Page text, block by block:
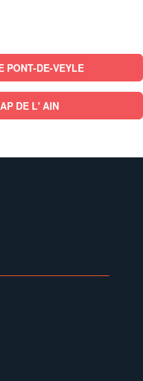
PONT-DE-VEYLE
DE L' AIN